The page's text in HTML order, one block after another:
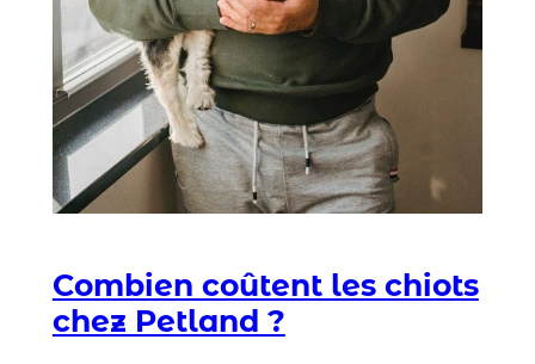
Combien coûtent les chiots
chez Petland ?